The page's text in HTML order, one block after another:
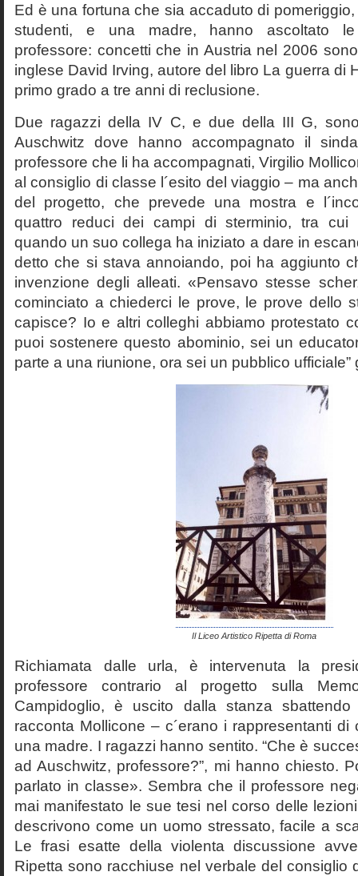
Ed è una fortuna che sia accaduto di
studenti, e una madre, hanno ascoltato le
professore: concetti che in Austria nel 2006
inglese David Irving, autore del libro La guerra di
primo grado a tre anni di reclusione.
Due ragazzi della IV C, e due della III G,
Auschwitz dove hanno accompagnato il
professore che li ha accompagnati, Virgilio
al consiglio di classe l´esito del viaggio – ma
del progetto, che prevede una mostra e
quattro reduci dei campi di sterminio, tra cui
quando un suo collega ha iniziato a dare in
detto che si stava annoiando, poi ha aggiunto
invenzione degli alleati. «Pensavo stesse
cominciato a chiederci le prove, le prove dello
capisce? Io e altri colleghi abbiamo protestato
puoi sostenere questo abominio, sei un
parte a una riunione, ora sei un pubblico ufficiale”
Il Liceo Artistico Ripetta di Roma
Richiamata dalle urla, è intervenuta la
professore contrario al progetto sulla
Campidoglio, è uscito dalla stanza
racconta Mollicone – c´erano i rappresentanti
una madre. I ragazzi hanno sentito. “Che è
ad Auschwitz, professore?”, mi hanno chiesto.
parlato in classe». Sembra che il professore
mai manifestato le sue tesi nel corso delle
descrivono come un uomo stressato, facile a
Le frasi esatte della violenta discussione
Ripetta sono racchiuse nel verbale del consiglio